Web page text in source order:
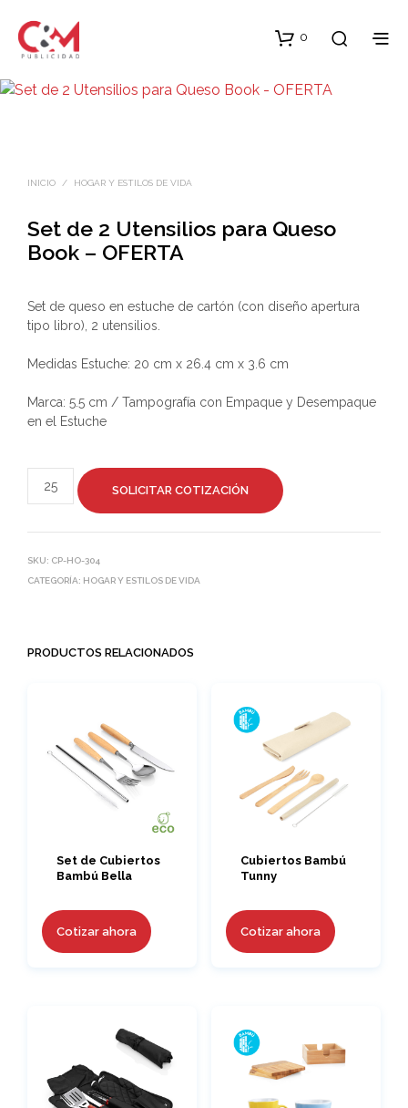
0
INICIO / HOGAR Y ESTILOS DE VIDA
Set de 2 Utensilios para Queso
Book – OFERTA
Set de queso en estuche de cartón (con diseño apertura
tipo libro), 2 utensilios.
Medidas Estuche: 20 cm x 26.4 cm x 3.6 cm
Marca: 5.5 cm / Tampografía con Empaque y Desempaque
en el Estuche
SOLICITAR COTIZACIÓN
SKU: CP-HO-304
CATEGORÍA: HOGAR Y ESTILOS DE VIDA
PRODUCTOS RELACIONADOS
Set de Cubiertos
Bambú Bella
Cotizar ahora
Cubiertos Bambú
Tunny
Cotizar ahora